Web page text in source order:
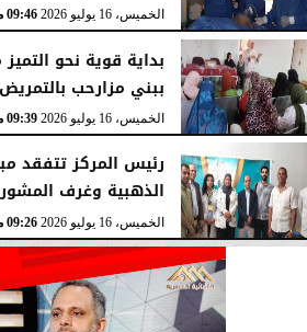
الخميس، 16 يوليو 2026 09:46 مـ
بداية قوية نحو
ببني مزارحب
الخميس، 16 يوليو 2026 09:39 مـ
رئيس المركز تتفقد
الذهبية وغرف
الخميس، 16 يوليو 2026 09:26 مـ